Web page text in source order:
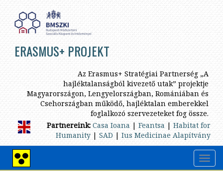
Ugrás
tartalomra
Nagy
kontrasztú
ERASMUS+ PROJEKT
Az Erasmus+ Stratégiai Partnerség „A
hajléktalanságból kivezető utak” projektje
Magyarországon, Lengyelországban, Romániában és
Csehországban működő, hajléktalan emberekkel
foglalkozó szervezeteket fog össze.
Partnereink: Casa Ioana |Feantsa | Habitat for
Humanity|SAD |Ius Medicinae Alapítvány